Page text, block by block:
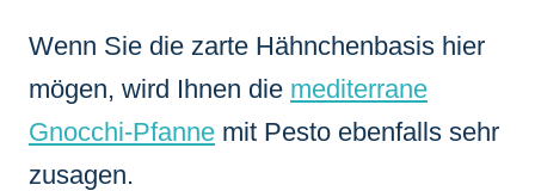
Wenn Sie die zarte Hähnchenbasis hier
mögen, wird Ihnen die mediterrane
Gnocchi-Pfanne mit Pesto ebenfalls sehr
zusagen.